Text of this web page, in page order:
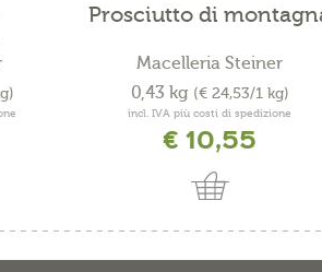
Prosciutto di
Macelleria Steiner
0,43 kg (€ 24,53/1 kg)
incl. IVA più costi di spedizione
€ 10,55